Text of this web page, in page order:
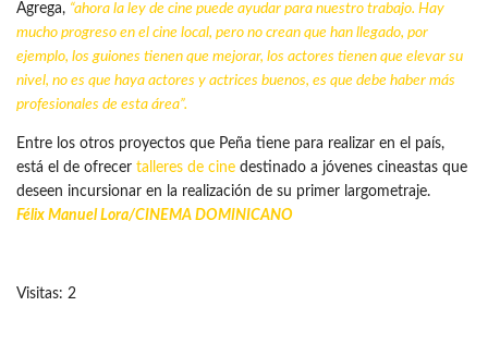
Agrega, “ahora la ley de cine puede ayudar para nuestro trabajo. Hay
mucho progreso en el cine local, pero no crean que han llegado, por
ejemplo, los guiones tienen que mejorar, los actores tienen que elevar su
nivel, no es que haya actores y actrices buenos, es que debe haber más
profesionales de esta área”.
Entre los otros proyectos que Peña tiene para realizar en el país,
está el de ofrecer talleres de cine destinado a jóvenes cineastas que
deseen incursionar en la realización de su primer largometraje.
Félix Manuel Lora/CINEMA DOMINICANO
Visitas: 2